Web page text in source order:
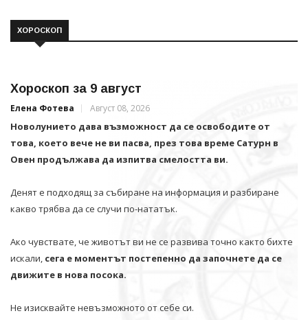
ХОРОСКОП
Хороскоп за 9 август
Елена Фотева Август 08, 2026
Новолунието дава възможност да се освободите от
това, което вече не ви пасва, през това време Сатурн в
Овен продължава да изпитва смелостта ви.
Денят е подходящ за събиране на информация и разбиране
какво трябва да се случи по-нататък.
Ако чувствате, че животът ви не се развива точно както бихте
искали, сега е моментът постепенно да започнете да се
движите в нова посока.
Не изисквайте невъзможното от себе си.